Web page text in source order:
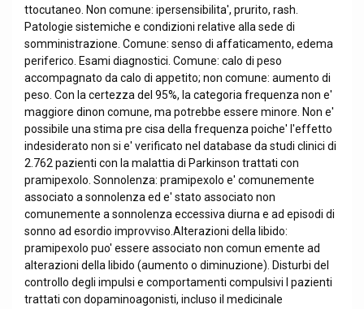
ttocutaneo. Non comune: ipersensibilita', prurito, rash.
Patologie sistemiche e condizioni relative alla sede di
somministrazione. Comune: senso di affaticamento, edema
periferico. Esami diagnostici. Comune: calo di peso
accompagnato da calo di appetito; non comune: aumento di
peso. Con la certezza del 95%, la categoria frequenza non e'
maggiore dinon comune, ma potrebbe essere minore. Non e'
possibile una stima pre cisa della frequenza poiche' l'effetto
indesiderato non si e' verificato nel database da studi clinici di
2.762 pazienti con la malattia di Parkinson trattati con
pramipexolo. Sonnolenza: pramipexolo e' comunemente
associato a sonnolenza ed e' stato associato non
comunemente a sonnolenza eccessiva diurna e ad episodi di
sonno ad esordio improvviso.Alterazioni della libido:
pramipexolo puo' essere associato non comun emente ad
alterazioni della libido (aumento o diminuzione). Disturbi del
controllo degli impulsi e comportamenti compulsivi I pazienti
trattati con dopaminoagonisti, incluso il medicinale